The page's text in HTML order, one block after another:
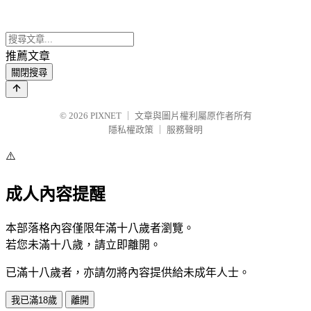
推薦文章
關閉搜尋
© 2026 PIXNET
文章與圖片權利屬原作者所有
隱私權政策
服務聲明
⚠️
成人內容提醒
本部落格內容僅限年滿十八歲者瀏覽。
若您未滿十八歲，請立即離開。
已滿十八歲者，亦請勿將內容提供給未成年人士。
我已滿18歲 離開